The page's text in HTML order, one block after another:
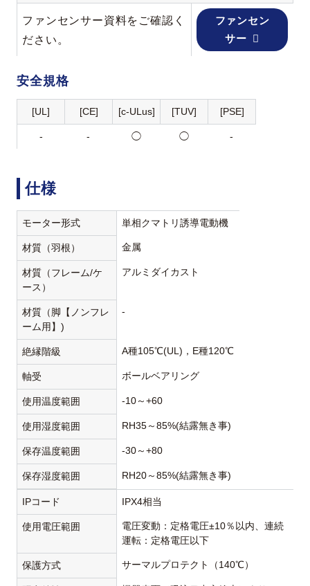
ファンセンサー資料をご確認く
ださい。
ファンセン
サー
安全規格
[UL] [CE] [c-ULus] [TUV] [PSE]
- - ◯ ◯ -
仕様
モーター形式 単相クマトリ誘導電動機
材質（羽根） 金属
材質（フレーム/ケ
ース）
アルミダイカスト
材質（脚【ノンフレ
ーム用】)
-
絶縁階級 A種105℃(UL)，E種120℃
軸受 ボールベアリング
使用温度範囲 -10～+60
使用湿度範囲 RH35～85%(結露無き事)
保存温度範囲 -30～+80
保存湿度範囲 RH20～85%(結露無き事)
IPコード IPX4相当
使用電圧範囲
電圧変動：定格電圧±10％以内、連続
運転：定格電圧以下
保護方式 サーマルプロテクト（140℃）